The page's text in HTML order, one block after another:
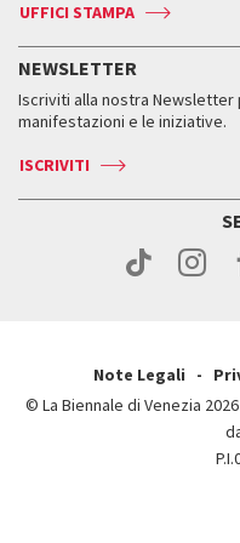
Press
Accrediti
Come raggiungerci
Accrediti
Come raggiungerci
Contatti
Press
Press
Edizioni passate
Orari e sedi
Biglietti
Servizi al pubblico
Come raggiungerci
Contatti
ASAC DATI
Storia
Orari e sedi
UFFICI STAMPA
NEWSLETTER
Iscriviti alla nostra
manifestazioni e le iniziative.
ISCRIVITI
Note Legali
© La Biennale di Venezia